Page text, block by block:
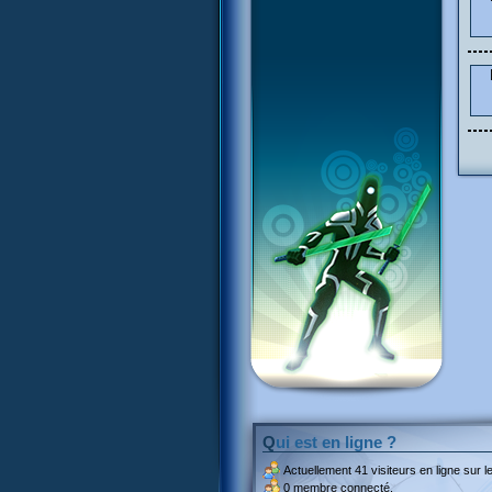
Qui est en ligne ?
Actuellement 41 visiteurs en ligne sur
0 membre connecté.